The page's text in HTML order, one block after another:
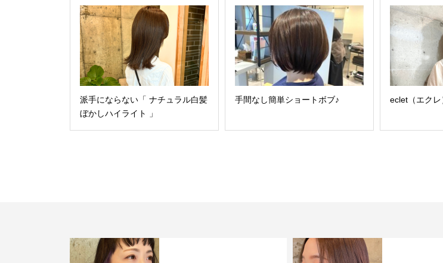
派手にならない「 ナチュラル白髪
ぼかしハイライト 」
手間なし簡単ショートボブ♪ eclet（エクレ